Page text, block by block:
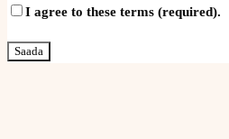
I agree to these terms (required).